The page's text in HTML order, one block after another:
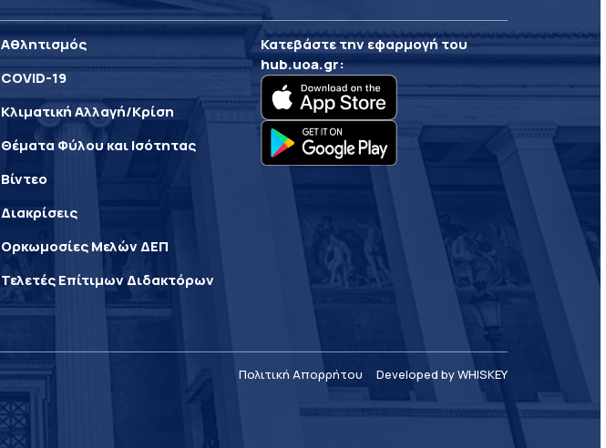
Αθλητισμός
COVID-19
Κλιματική Αλλαγή/Κρίση
Θέματα Φύλου και Ισότητας
Βίντεο
Διακρίσεις
Ορκωμοσίες Μελών ΔΕΠ
Τελετές Επίτιμων Διδακτόρων
Κατεβάστε την εφαρμογή του
hub.uoa.gr:
Πολιτική Απορρήτου Developed by WHISKEY